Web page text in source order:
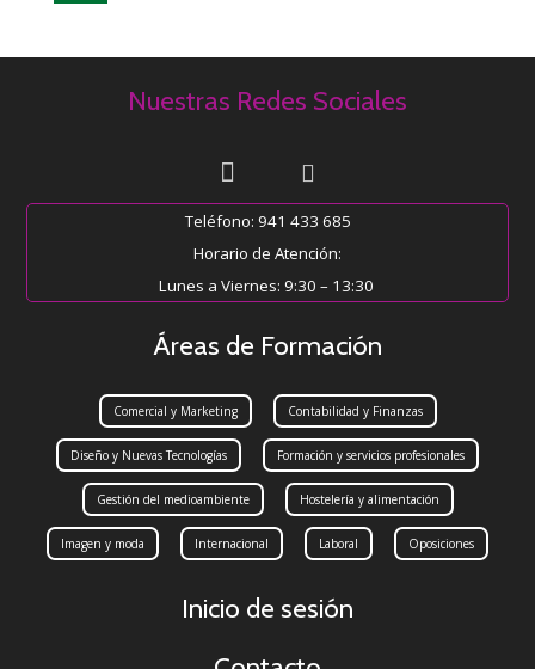
Nuestras Redes Sociales
Teléfono: 941 433 685
Horario de Atención:
Lunes a Viernes: 9:30 – 13:30
Áreas de Formación
Comercial y Marketing Contabilidad y Finanzas
Diseño y Nuevas Tecnologías Formación y servicios profesionales
Gestión del medioambiente Hostelería y alimentación
Imagen y moda Internacional Laboral Oposiciones
Inicio de sesión